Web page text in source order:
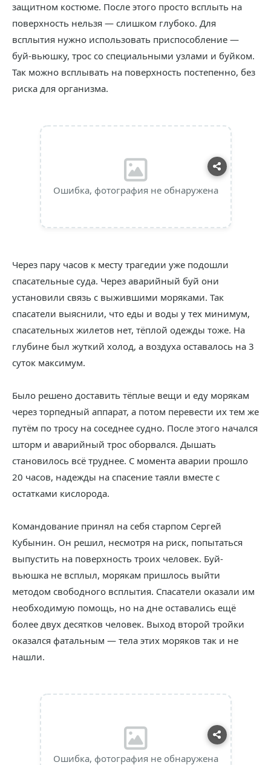
защитном костюме. После этого просто всплыть на
поверхность нельзя — слишком глубоко. Для
всплытия нужно использовать приспособление —
буй-вьюшку, трос со специальными узлами и буйком.
Так можно всплывать на поверхность постепенно, без
риска для организма.
Ошибка, фотография не обнаружена
Через пару часов к месту трагедии уже подошли
спасательные суда. Через аварийный буй они
установили связь с выжившими моряками. Так
спасатели выяснили, что еды и воды у тех минимум,
спасательных жилетов нет, тёплой одежды тоже. На
глубине был жуткий холод, а воздуха оставалось на 3
суток максимум.
Было решено доставить тёплые вещи и еду морякам
через торпедный аппарат, а потом перевести их тем же
путём по тросу на соседнее судно. После этого начался
шторм и аварийный трос оборвался. Дышать
становилось всё труднее. С момента аварии прошло
20 часов, надежды на спасение таяли вместе с
остатками кислорода.
Командование принял на себя старпом Сергей
Кубынин. Он решил, несмотря на риск, попытаться
выпустить на поверхность троих человек. Буй-
вьюшка не всплыл, морякам пришлось выйти
методом свободного всплытия. Спасатели оказали им
необходимую помощь, но на дне оставались ещё
более двух десятков человек. Выход второй тройки
оказался фатальным — тела этих моряков так и не
нашли.
Ошибка, фотография не обнаружена